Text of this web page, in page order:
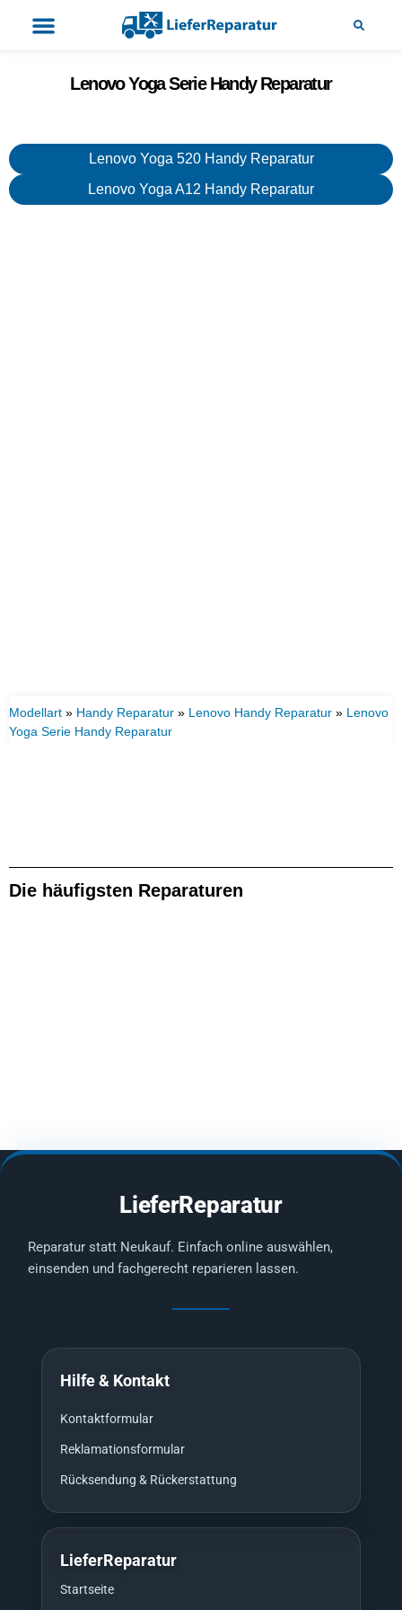
Lenovo Yoga Serie Handy Reparatur
Lenovo Yoga 520 Handy Reparatur
Lenovo Yoga A12 Handy Reparatur
Modellart » Handy Reparatur » Lenovo Handy Reparatur » Lenovo
Yoga Serie Handy Reparatur
Die häufigsten Reparaturen
LieferReparatur
Reparatur statt Neukauf. Einfach online auswählen,
einsenden und fachgerecht reparieren lassen.
Hilfe & Kontakt
Kontaktformular
Reklamationsformular
Rücksendung & Rückerstattung
LieferReparatur
Startseite